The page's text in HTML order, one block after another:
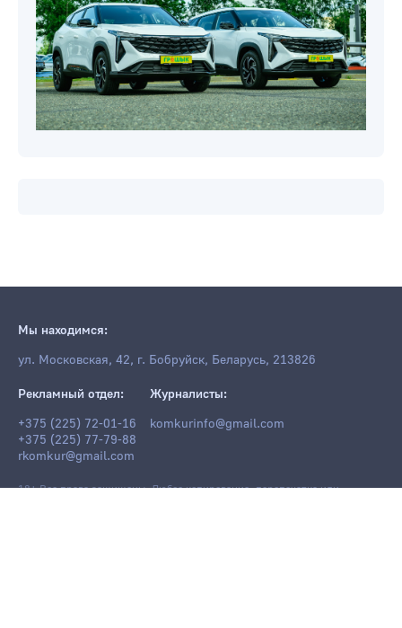
Мы находимся:
ул. Московская, 42, г. Бобруйск, Беларусь, 213826
Рекламный отдел:
+375 (225) 72-01-16
+375 (225) 77-79-88
rkomkur@gmail.com
Журналисты:
komkurinfo@gmail.com
18+ Все права защищены. Любое копирование, перепечатка или